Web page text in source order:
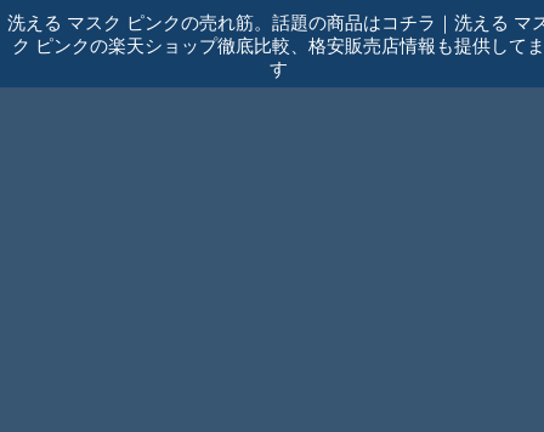
洗える マスク ピンクの売れ筋。話題の商品はコチラ ｜ 洗える マ
ク ピンクの楽天ショップ徹底比較、格安販売店情報も提供してま
す